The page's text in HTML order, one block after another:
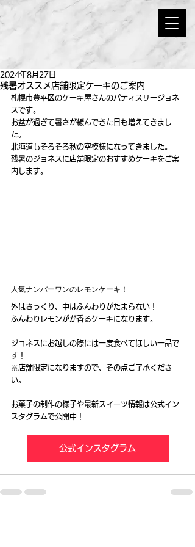
残暑オススメ店舗限定ケーキのご案内
2024年8月27日
札幌市豊平区のケーキ屋さんのパティスリージョネ
スです。
お盆が過ぎて暑さが緩んできた日も増えてきまし
た。
北海道もそろそろ秋の空模様になってきました。
残暑のジョネスに店舗限定のおすすめケーキをご案
内します。
人気ナンバーワンのレモンケーキ！
外はさっくり、中はふんわりがたまらない！
ふんわりレモンがが香るケーキになります。
ジョネスにお越しの際には一度食べてほしい一品で
す！
※店舗限定になりますので、その点ご了承くださ
い。
お菓子の制作の様子や最新スイーツ情報は公式イン
スタグラムで公開中！
公式インスタグラム